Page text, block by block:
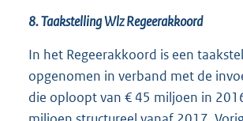
8. Taakstelling Wlz Regeerakkoord
In het Regeerakkoord is een
opgenomen in verband met de
die oploopt van € 45 miljoen in